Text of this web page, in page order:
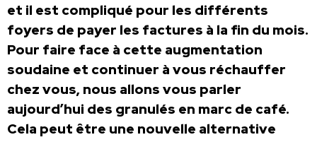
et il est compliqué pour les différents
foyers de payer les factures à la fin du mois.
Pour faire face à cette augmentation
soudaine et continuer à vous réchauffer
chez vous, nous allons vous parler
aujourd’hui des granulés en marc de café.
Cela peut être une nouvelle alternative